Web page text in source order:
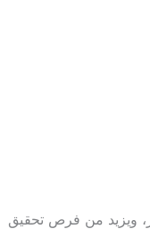
ويزيد من فرص تحقيق